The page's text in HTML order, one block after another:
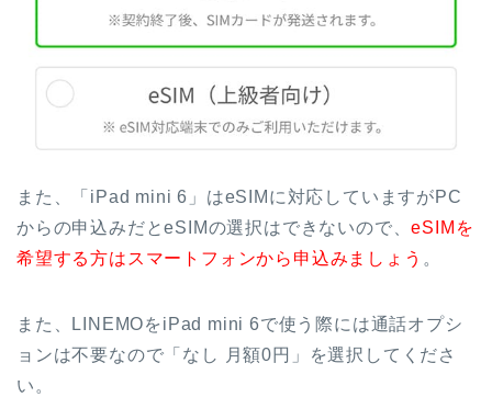
また、「iPad mini 6」はeSIMに対応していますがPC
からの申込みだとeSIMの選択はできないので、eSIMを
希望する方はスマートフォンから申込みましょう 。
また、LINEMOをiPad mini 6で使う際には通話オプシ
ョンは不要なので「なし 月額0円」を選択してくださ
い。